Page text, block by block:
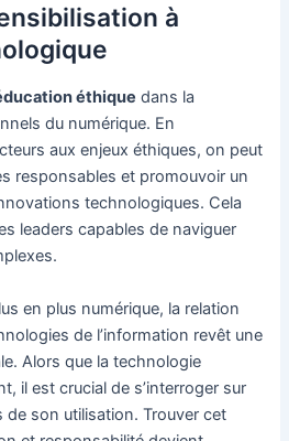
à
éthique dans la
du numérique. En
aux enjeux éthiques, on peut
responsables et promouvoir un
technologiques. Cela
leaders capables de naviguer
en plus numérique, la relation
de l’information revêt une
Alors que la technologie
il est crucial de s’interroger sur
de son utilisation. Trouver cet